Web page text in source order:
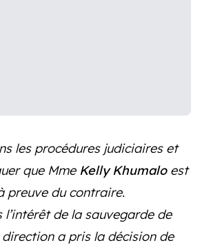
les procédures judiciaires et
que Mme Kelly Khumaloest
preuve du contraire.
l’intérêt de la sauvegarde de
a pris la décision de